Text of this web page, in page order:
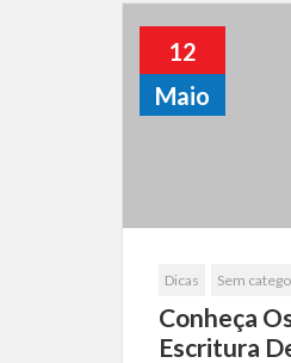
12
Maio
Dicas Sem
Conheça
Escritura